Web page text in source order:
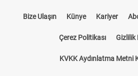
Bize Ulaşın Künye Kariyer
Çerez Politikası Gizlilik
KVKK Aydınlatma Metni